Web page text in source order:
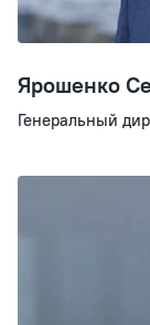
Ярошенко
Генеральный